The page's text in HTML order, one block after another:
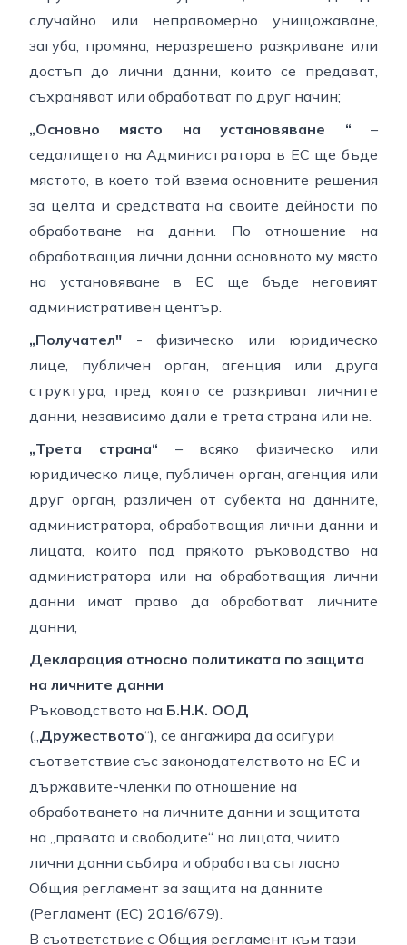
случайно или неправомерно унищожаване,
загуба, промяна, неразрешено разкриване или
достъп до лични данни, които се предават,
съхраняват или обработват по друг начин;
„Основно място на установяване “ –
седалището на Администратора в ЕС ще бъде
мястото, в което той взема основните решения
за целта и средствата на своите дейности по
обработване на данни. По отношение на
обработващия лични данни основното му място
на установяване в ЕС ще бъде неговият
административен център.
„Получател" - физическо или юридическо
лице, публичен орган, агенция или друга
структура, пред която се разкриват личните
данни, независимо дали е трета страна или не.
„Трета страна“ – всяко физическо или
юридическо лице, публичен орган, агенция или
друг орган, различен от субекта на данните,
администратора, обработващия лични данни и
лицата, които под прякото ръководство на
администратора или на обработващия лични
данни имат право да обработват личните
данни;
Декларация относно политиката по защита
на личните данни
Ръководството на Б.Н.К. ООД
(„Дружеството“), се ангажира да осигури
съответствие със законодателството на ЕС и
държавите-членки по отношение на
обработването на личните данни и защитата
на „правата и свободите“ на лицата, чиито
лични данни събира и обработва съгласно
Общия регламент за защита на данните
(Регламент (ЕС) 2016/679).
В съответствие с Общия регламент към тази